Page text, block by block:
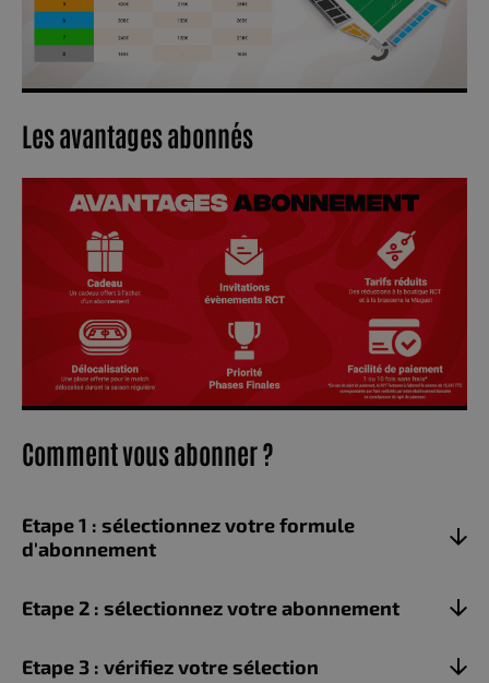
Les avantages abonnés
Comment vous abonner ?
Etape 1 : sélectionnez votre formule
d'abonnement
Etape 2 : sélectionnez votre abonnement
Etape 3 : vérifiez votre sélection